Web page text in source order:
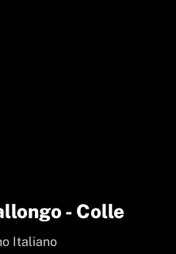
- Colle
Italiano